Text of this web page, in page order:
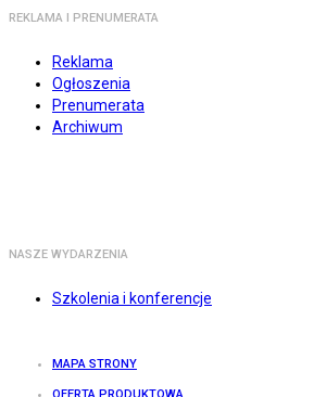
REKLAMA I PRENUMERATA
Reklama
Ogłoszenia
Prenumerata
Archiwum
NASZE WYDARZENIA
Szkolenia i konferencje
MAPA STRONY